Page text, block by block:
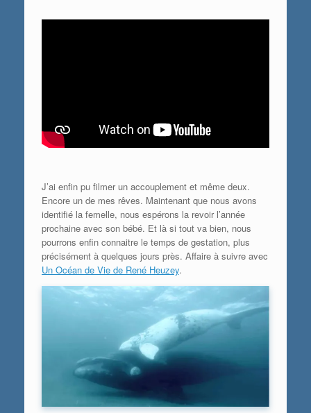
J’ai enfin pu filmer un accouplement et même deux.
Encore un de mes rêves. Maintenant que nous avons
identifié la femelle, nous espérons la revoir l’année
prochaine avec son bébé. Et là si tout va bien, nous
pourrons enfin connaitre le temps de gestation, plus
précisément à quelques jours près. Affaire à suivre avec
Un Océan de Vie de René Heuzey.